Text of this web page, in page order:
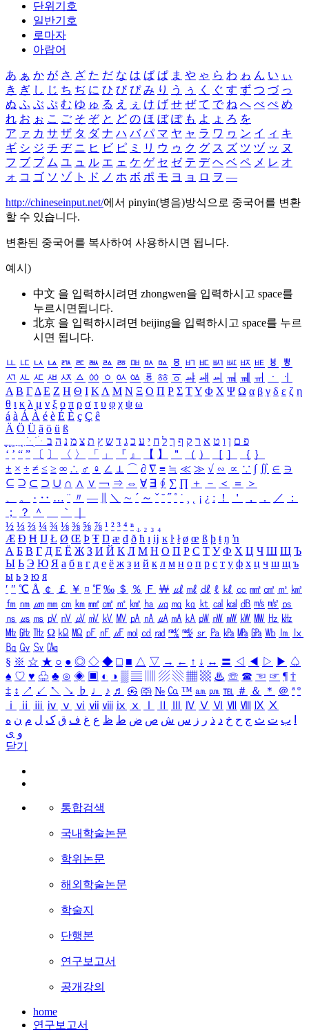
단위기호
일반기호
로마자
아랍어
あ ぁ か が さ ざ た だ な は ば ぱ ま や ゃ ら わ ゎ ん い ぃ
き ぎ し じ ち ぢ に ひ び ぴ み り う ぅ く ぐ す ず つ づ っ
ぬ ふ ぶ ぷ む ゆ ゅ る え ぇ け げ せ ぜ て で ね へ べ ぺ め
れ お ぉ こ ご そ ぞ と ど の ほ ぼ ぽ も よ ょ ろ を
ア ァ カ サ ザ タ ダ ナ ハ バ パ マ ヤ ャ ラ ワ ヮ ン イ ィ キ
ギ シ ジ チ ヂ ニ ヒ ビ ピ ミ リ ウ ゥ ク グ ス ズ ツ ヅ ッ ヌ
フ ブ プ ム ユ ュ ル エ ェ ケ ゲ セ ゼ テ デ ヘ ベ ペ メ レ オ
ォ コ ゴ ソ ゾ ト ド ノ ホ ボ ポ モ ヨ ョ ロ ヲ ―
http://chineseinput.net/에서 pinyin(병음)방식으로 중국어를 변환
할 수 있습니다.
변환된 중국어를 복사하여 사용하시면 됩니다.
예시)
中文 을 입력하시려면 zhongwen을 입력하시고 space를
누르시면됩니다.
北京 을 입력하시려면 beijing을 입력하시고 space를 누르
시면 됩니다.
ㅥ ㅦ ㅧ ㅨ ㅩ ㅪ ㅫ ㅬ ㅭ ㅮ ㅯ ㅰ ㅱ ㅲ ㅳ ㅴ ㅵ ㅶ ㅷ ㅸ
ㅹ
ㅺ ㅻ ㅼ ㅽ ㅾ ㅿ ㆀ ㆁ ㆂ ㆃ ㆄ ㆅ ㆆ ㆇ ㆈ ㆉ ㆊ ㆋ ㆌ ㆍ
ㆎ
Α Β ΓΔ Ε Ζ Η Θ Ι ΚΛ Μ Ν Ξ Ο Π Ρ Σ ΤΥ Φ Χ Ψ Ω α β γ δ ε ζ η
θ ι κ λ μ ν ξ ο π ρ σ τ υ φ χ ψ ω
á à Á À é è É È ç Ç ê
Ä Ö Ü ä ö ü ß
ִֶֹ ֻּ ׁׂ פ ם ן ו ט א ר ק ף ך ל ח י ע כ ג ד ש ץ ת צ מ נ ה ב
‘ ’ “ ” 〔 〕 〈 〉 「 」 『 』 【 】 ＂ （ ） ［ ］ ｛ ｝
± × ÷ ≠ ≤ ≥ ∞ ∴ ♂ ♀ ∠ ⊥ ⌒ ∂ ∇ ≡ ≒ ≪ ≫ √ ∽ ∝ ∵ ∫ ∬ ∈ ∋
⊆ ⊇ ⊂ ⊃ ∪ ∩ ∧ ∨ ￢ ⇒ ⇔ ∀ ∃ ∮ ∑ ∏ ＋ － ＜ ＝
＞
、
。 · ‥ … ¨ 〃 ― ＼ ∼ ´ ～ ˇ ˘ ˝ ˚ ˙ ¸ ¡ ¿ ː ！ ＇ ， ． ／
：
；
？ ＾ ｀
½ ⅓ ⅔ ¼ ¾ ⅛ ⅜ ⅝ ⅞ ¹ ² ³ ⁴ ⁿ ₁ ₂ ₃ ₄
Æ Ð Ħ Ĳ Ł Ø Œ Þ Ŧ Ŋ æ đ ð ħ ı ĳ ĸ ŀ ł ø œ ß þ ŧ ŋ ŉ
А Б В Г Д Е Ё Ж З И Й К Л М Н О П Р С Т У Ф Х Ц Ч Ш Щ Ъ
Ы Ь Э Ю Я а б в г д е ё ж з и й к л м н о п р с т у ф х ц ч ш щ ъ
ы ь э ю я
′ ″ ℃ Å ￠ ￡ ￥ ¤ ℉ ‰ ＄ ％ Ｆ ￦ ㎕ ㎖ ㎗ ℓ ㎘ ㏄ ㎣ ㎤ ㎥ ㎦
㎙ ㎚ ㎛ ㎜ ㎝ ㎞ ㎟ ㎠ ㎡ ㎢ ㏊ ㎍ ㎎ ㎏ ㏏ ㎈ ㎉ ㏈ ㎧ ㎨ ㎰
㎱ ㎲ ㎳ ㎴ ㎵ ㎶ ㎷ ㎸ ㎹ ㎀ ㎁ ㎂ ㎃ ㎄ ㎺ ㎻ ㎽ ㎾ ㎿ ㎐ ㎑
㎒ ㎓ ㎔ Ω ㏀ ㏁ ㎊ ㎋ ㎌ ㏖ ㏅ ㎭ ㎮ ㎯ ㏛ ㎩ ㎪ ㎫ ㎬ ㏝ ㏐
㏓
㏃ ㏉ ㏜ ㏆
§ ※ ☆ ★ ○ ● ◎ ◇ ◆ □ ■ △ ▽ → ← ↑ ↓ ↔ 〓 ◁ ◀ ▷ ▶ ♤
♠ ♡ ♥ ♧ ♣ ⊙ ◈ ▣ ◐ ◑ ▒ ▤ ▨ ▧ ▦ ▩ ♨ ☏ ☎ ☜ ☞ ¶ †
‡ ↕ ↗ ↙ ↖ ↘ ♭ ♩ ♪ ♬ ㉿ ㈜ № ㏇ ™ ㏂ ㏘ ℡ ＃ ＆ ＊ ＠ ª º
ⅰ
ⅱ ⅲ ⅳ ⅴ ⅵ ⅶ ⅷ ⅸ ⅹ Ⅳ Ⅴ Ⅵ Ⅶ Ⅷ Ⅸ Ⅹ
ب ت ث ج ح خ د ذ ر ز س ش ص ض ط ظ ع غ ف ق ک ل م ن ه
و ی
닫기
통합검색
국내학술논문
학위논문
해외학술논문
학술지
단행본
연구보고서
공개강의
home
연구보고서